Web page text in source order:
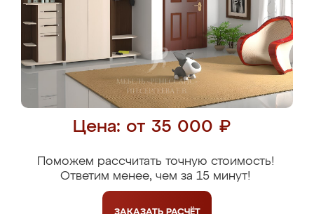
Цена: от 35 000 ₽
Поможем рассчитать точную стоимость!
Ответим менее, чем за 15 минут!
ЗАКАЗАТЬ РАСЧЁТ